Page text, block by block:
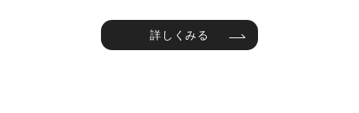
詳しくみる